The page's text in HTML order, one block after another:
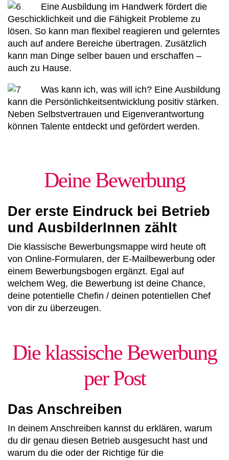
Eine Ausbildung im Handwerk fördert die
Geschicklichkeit und die Fähigkeit Probleme zu
lösen. So kann man flexibel reagieren und gelerntes
auch auf andere Bereiche übertragen. Zusätzlich
kann man Dinge selber bauen und erschaffen –
auch zu Hause.
Was kann ich, was will ich? Eine Ausbildung
kann die Persönlichkeitsentwicklung positiv stärken.
Neben Selbstvertrauen und Eigenverantwortung
können Talente entdeckt und gefördert werden.
Deine Bewerbung
Der erste Eindruck bei Betrieb
und AusbilderInnen zählt
Die klassische Bewerbungsmappe wird heute oft
von Online-Formularen, der E-Mailbewerbung oder
einem Bewerbungsbogen ergänzt. Egal auf
welchem Weg, die Bewerbung ist deine Chance,
deine potentielle Chefin / deinen potentiellen Chef
von dir zu überzeugen.
Die klassische Bewerbung
per Post
Das Anschreiben
In deinem Anschreiben kannst du erklären, warum
du dir genau diesen Betrieb ausgesucht hast und
warum du die oder der Richtige für die